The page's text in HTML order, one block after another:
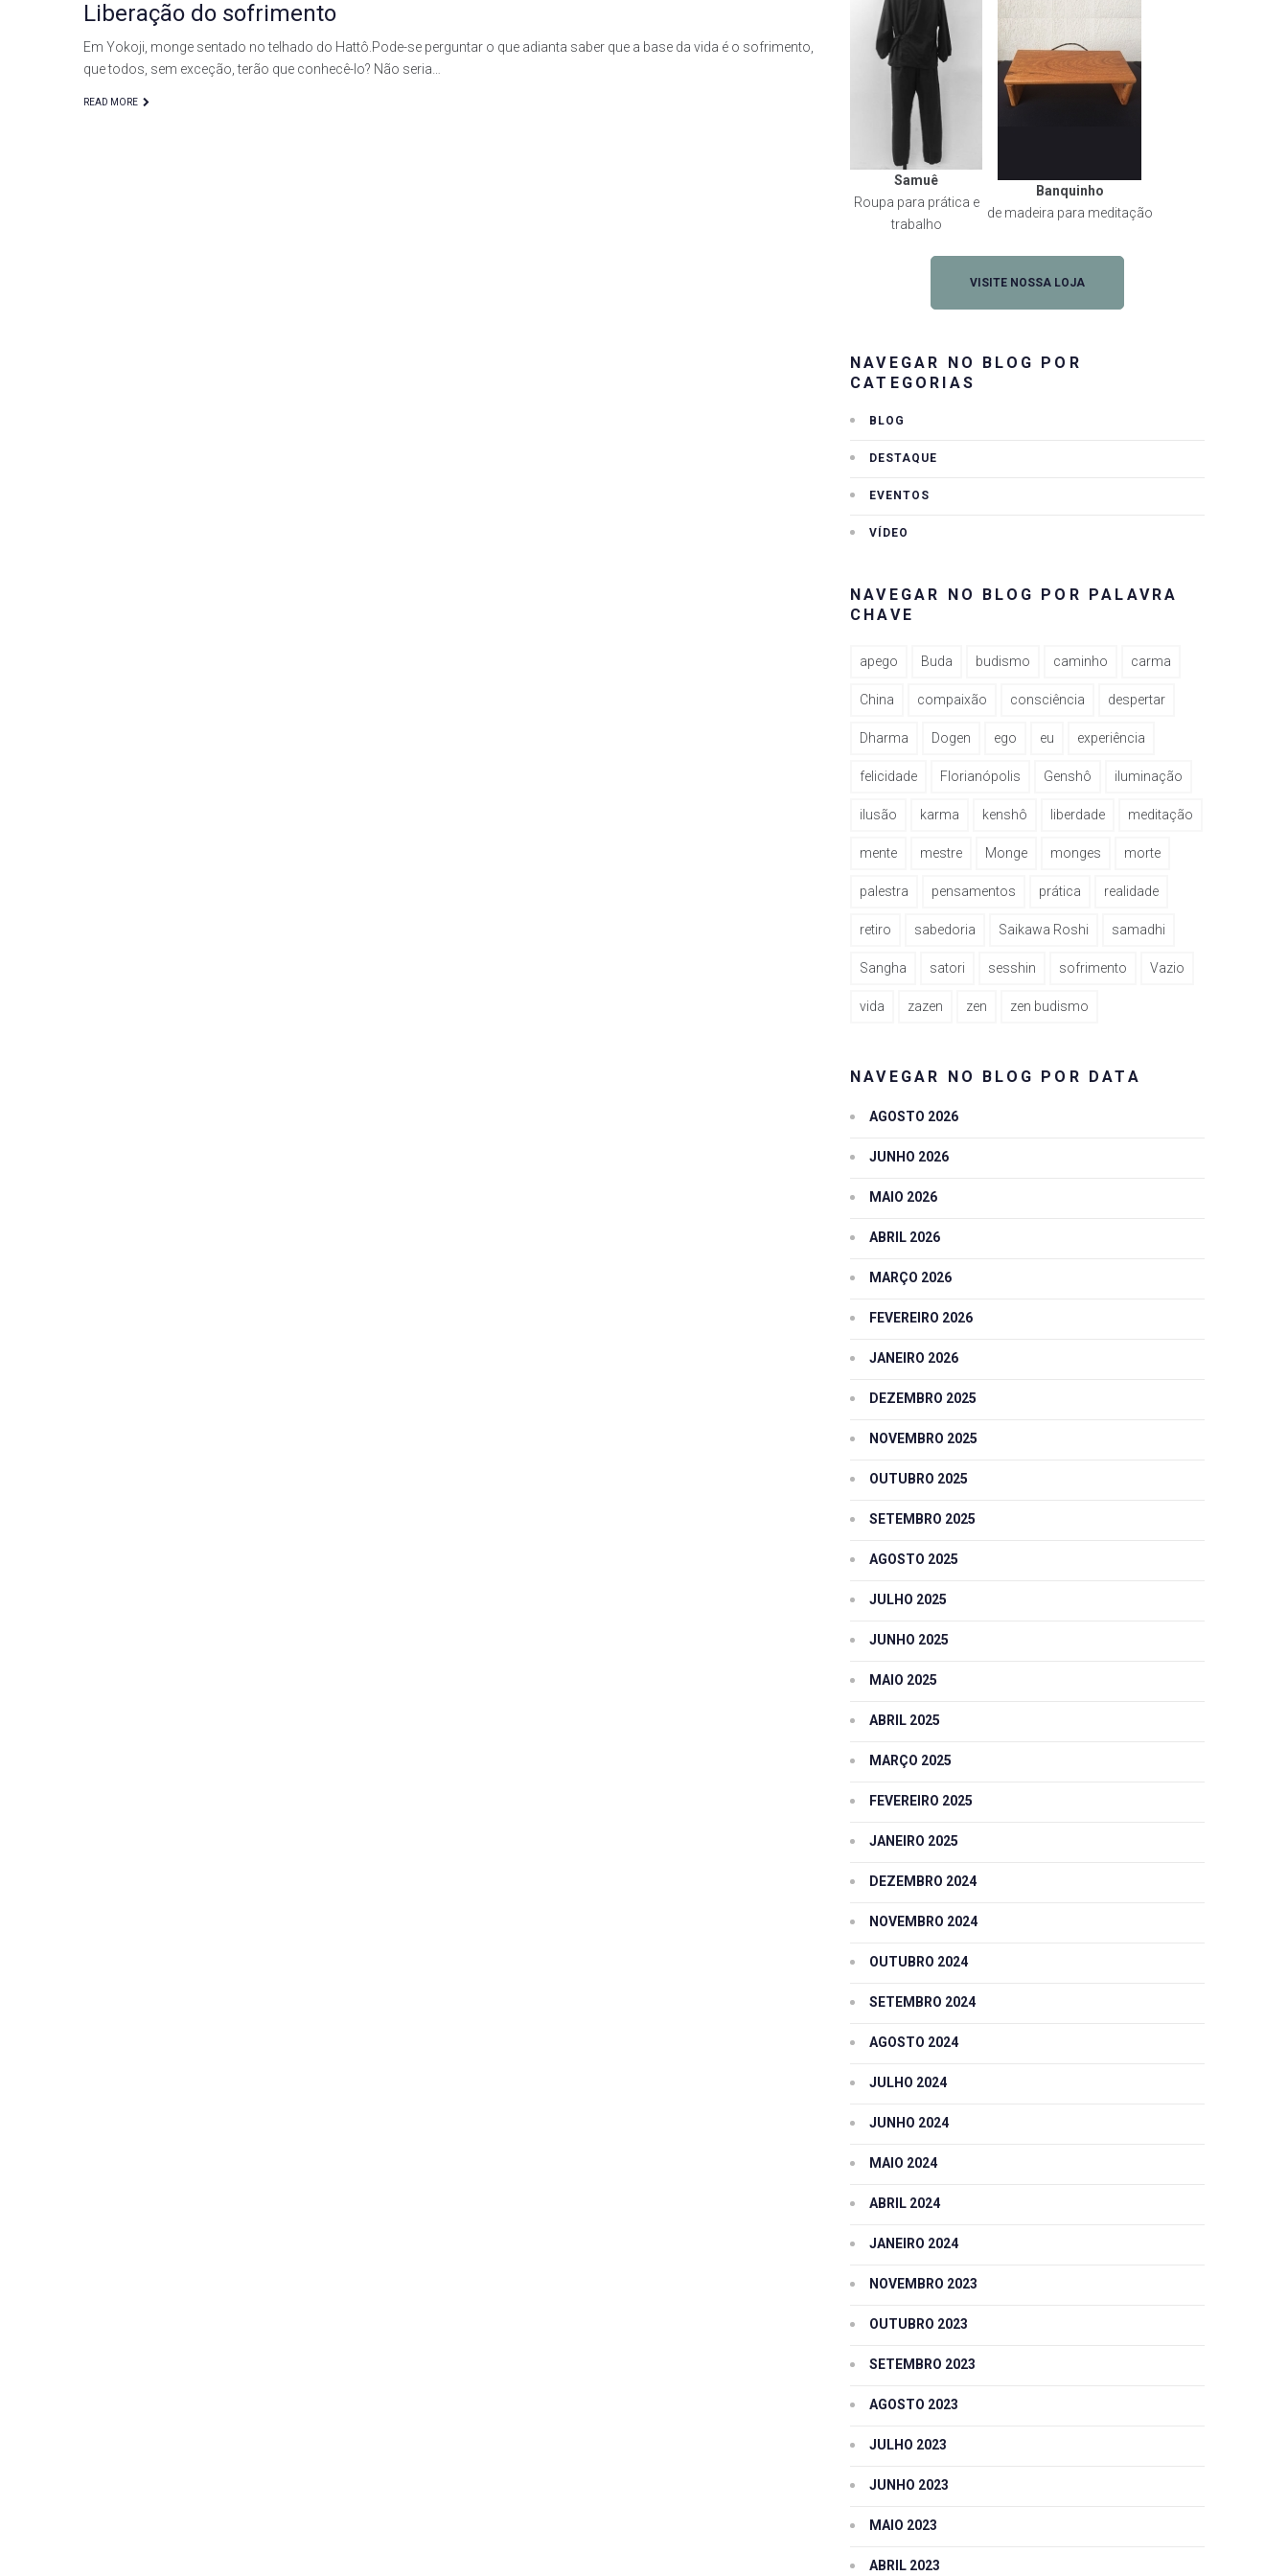
Liberação do sofrimento
Em Yokoji, monge sentado no telhado do Hattô.Pode-se perguntar o que adianta saber que a base da vida é o sofrimento,
que todos, sem exceção, terão que conhecê-lo? Não seria…
READ MORE
Samuê
Roupa para prática e
trabalho
Banquinho
de madeira para meditação
VISITE NOSSA LOJA
NAVEGAR NO BLOG POR
CATEGORIAS
BLOG
DESTAQUE
EVENTOS
VÍDEO
NAVEGAR NO BLOG POR PALAVRA
CHAVE
apego Buda budismo caminho carma
China compaixão consciência despertar
Dharma Dogen ego eu experiência
felicidade Florianópolis Genshô iluminação
ilusão karma kenshô liberdade meditação
mente mestre Monge monges morte
palestra pensamentos prática realidade
retiro sabedoria Saikawa Roshi samadhi
Sangha satori sesshin sofrimento Vazio
vida zazen zen zen budismo
NAVEGAR NO BLOG POR DATA
AGOSTO 2026
JUNHO 2026
MAIO 2026
ABRIL 2026
MARÇO 2026
FEVEREIRO 2026
JANEIRO 2026
DEZEMBRO 2025
NOVEMBRO 2025
OUTUBRO 2025
SETEMBRO 2025
AGOSTO 2025
JULHO 2025
JUNHO 2025
MAIO 2025
ABRIL 2025
MARÇO 2025
FEVEREIRO 2025
JANEIRO 2025
DEZEMBRO 2024
NOVEMBRO 2024
OUTUBRO 2024
SETEMBRO 2024
AGOSTO 2024
JULHO 2024
JUNHO 2024
MAIO 2024
ABRIL 2024
JANEIRO 2024
NOVEMBRO 2023
OUTUBRO 2023
SETEMBRO 2023
AGOSTO 2023
JULHO 2023
JUNHO 2023
MAIO 2023
ABRIL 2023